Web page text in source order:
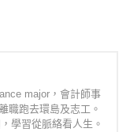
major，會計師事
職跑去環島及志工。
學習從脈絡看人生。